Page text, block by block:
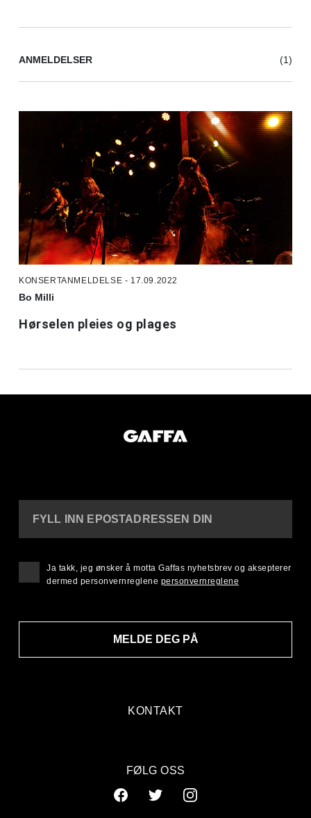
ANMELDELSER (1)
KONSERTANMELDELSE - 17.09.2022
Bo Milli
Hørselen pleies og plages
KONTAKT
FYLL INN EPOSTADRESSEN DIN
MELDE DEG PÅ
Ja takk, jeg ønsker å motta Gaffas nyhetsbrev og aksepterer
dermed personvernreglene personvernreglene
FØLG OSS